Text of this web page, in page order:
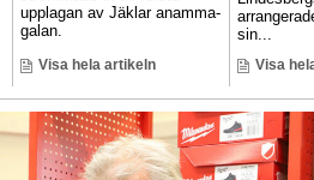
upplagan av Jäklar anamma-
galan.
Visa hela artikeln
sin...
Visa